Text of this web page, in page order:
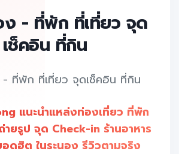
ง - ที่พัก ที่เที่ยว จุด
เช็คอิน ที่กิน
- ที่พัก ที่เที่ยว จุดเช็คอิน ที่กิน
แนะนำแหล่งท่องเที่ยว ที่พัก
ยรูป จุด Check-in ร้านอาหาร
ดฮิต ในระนอง รีวิวตามจริง